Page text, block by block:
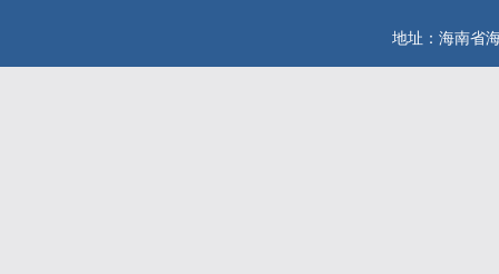
地址：海南省